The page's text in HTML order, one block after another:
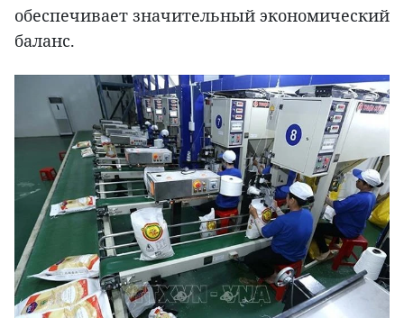
обеспечивает значительный экономический
баланс.